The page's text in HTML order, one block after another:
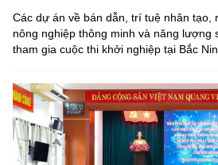
Các dự án về bán dẫn, trí tuệ nhân tạo,
nông nghiệp thông minh và năng lượng
tham gia cuộc thi khởi nghiệp tại Bắc